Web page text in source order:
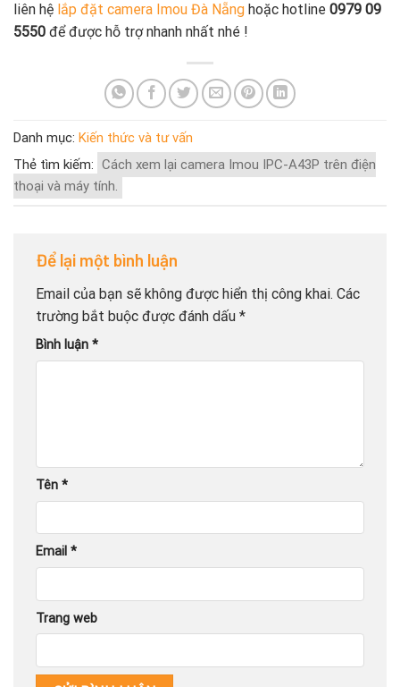
liên hệ lắp đặt camera Imou Đà Nẵng hoặc hotline 0979 09
5550 để được hỗ trợ nhanh nhất nhé !
Danh mục: Kiến thức và tư vấn
Thẻ tìm kiếm: Cách xem lại camera Imou IPC-A43P trên điện
thoại và máy tính.
Để lại một bình luận
Email của bạn sẽ không được hiển thị công khai. Các
trường bắt buộc được đánh dấu *
Bình luận *
Tên *
Email *
Trang web